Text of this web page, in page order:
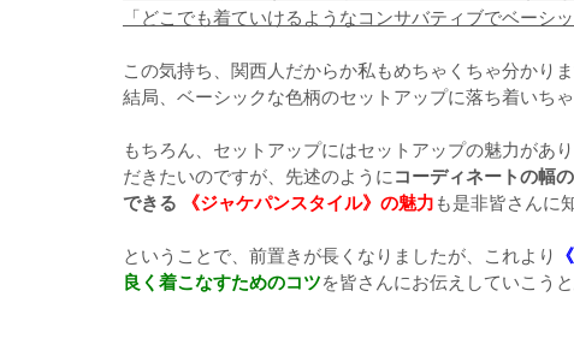
「どこでも着ていけるようなコンサバティブでベーシ
この気持ち、関西人だからか私もめちゃくちゃ分かりま
結局、ベーシックな色柄のセットアップに落ち着いちゃ
もちろん、セットアップにはセットアップの魅力があ
だきたいのですが、先述のようにコーディネートの幅
できる
《ジャケパンスタイル》の魅力 も是非皆さんに
ということで、前置きが長くなりましたが、これより
良く着こなすためのコツを皆さんにお伝えしていこう